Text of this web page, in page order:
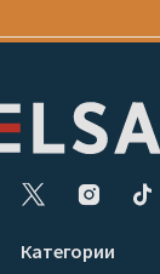
Категории